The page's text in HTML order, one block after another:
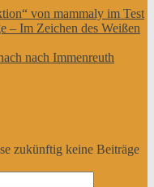
von mammaly im Test
– Im Zeichen des Weißen
nach Immenreuth
zukünftig keine Beiträge